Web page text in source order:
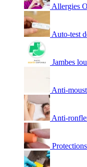
Allergies
Auto-test
Jambes
Anti-
Anti-